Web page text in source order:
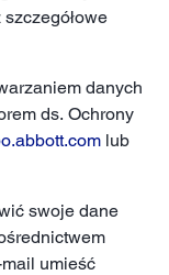
danych
ds. Ochrony
lub
swoje dane
umieść